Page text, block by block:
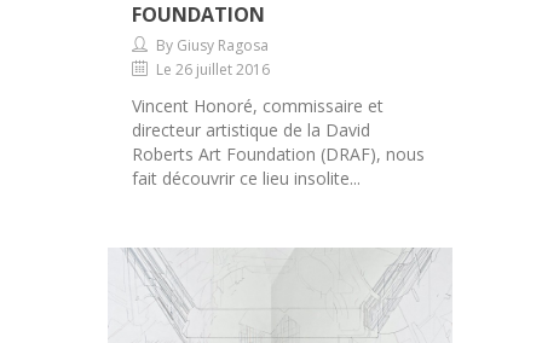
FOUNDATION
By Giusy Ragosa
Le 26 juillet 2016
Vincent Honoré, commissaire et
directeur artistique de la David
Roberts Art Foundation (DRAF), nous
fait découvrir ce lieu insolite...